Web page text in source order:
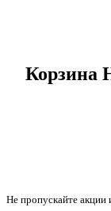
Корзина
Не пропускайте акции